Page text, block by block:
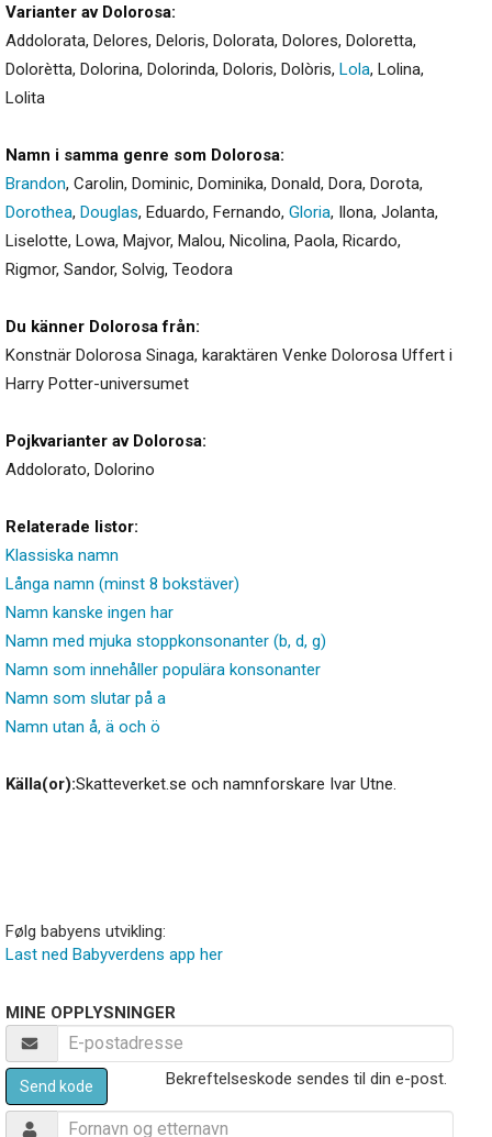
Varianter av Dolorosa:
Addolorata, Delores, Deloris, Dolorata, Dolores, Doloretta,
Dolorètta, Dolorina, Dolorinda, Doloris, Dolòris, Lola, Lolina,
Lolita
Namn i samma genre som Dolorosa:
Brandon, Carolin, Dominic, Dominika, Donald, Dora, Dorota,
Dorothea, Douglas, Eduardo, Fernando, Gloria, Ilona, Jolanta,
Liselotte, Lowa, Majvor, Malou, Nicolina, Paola, Ricardo,
Rigmor, Sandor, Solvig, Teodora
Du känner Dolorosa från:
Konstnär Dolorosa Sinaga, karaktären Venke Dolorosa Uffert i
Harry Potter-universumet
Pojkvarianter av Dolorosa:
Addolorato, Dolorino
Relaterade listor:
Klassiska namn
Långa namn (minst 8 bokstäver)
Namn kanske ingen har
Namn med mjuka stoppkonsonanter (b, d, g)
Namn som innehåller populära konsonanter
Namn som slutar på a
Namn utan å, ä och ö
Källa(or):Skatteverket.se och namnforskare Ivar Utne.
Følg babyens utvikling:
Last ned Babyverdens app her
MINE OPPLYSNINGER
Send kode Bekreftelseskode sendes til din e-post.